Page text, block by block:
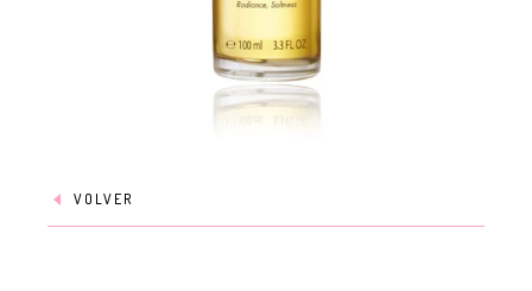
VOLVER